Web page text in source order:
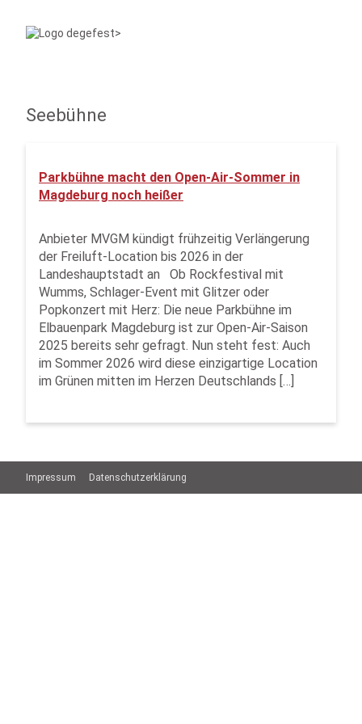
Seebühne
Parkbühne macht den Open-Air-Sommer in
Magdeburg noch heißer
Anbieter MVGM kündigt frühzeitig Verlängerung
der Freiluft-Location bis 2026 in der
Landeshauptstadt an Ob Rockfestival mit
Wumms, Schlager-Event mit Glitzer oder
Popkonzert mit Herz: Die neue Parkbühne im
Elbauenpark Magdeburg ist zur Open-Air-Saison
2025 bereits sehr gefragt. Nun steht fest: Auch
im Sommer 2026 wird diese einzigartige Location
im Grünen mitten im Herzen Deutschlands […]
Impressum Datenschutzerklärung